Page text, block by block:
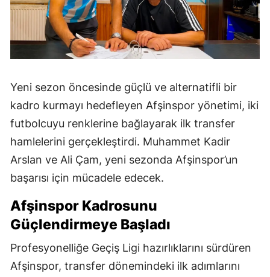
Yeni sezon öncesinde güçlü ve alternatifli bir
kadro kurmayı hedefleyen Afşinspor yönetimi, iki
futbolcuyu renklerine bağlayarak ilk transfer
hamlelerini gerçekleştirdi. Muhammet Kadir
Arslan ve Ali Çam, yeni sezonda Afşinspor’un
başarısı için mücadele edecek.
Afşinspor Kadrosunu
Güçlendirmeye Başladı
Profesyonelliğe Geçiş Ligi hazırlıklarını sürdüren
Afşinspor, transfer dönemindeki ilk adımlarını